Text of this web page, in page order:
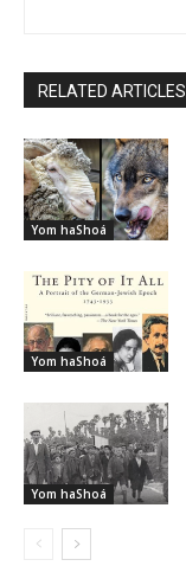
RELATED ARTICLES
Yom haShoá
Yom haShoá
Yom haShoá